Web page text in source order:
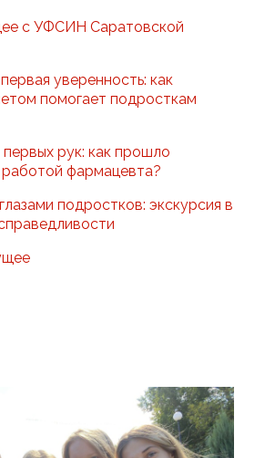
с УФСИН Саратовской
уверенность: как
помогает подросткам
рук: как прошло
фармацевта?
подростков: экскурсия в